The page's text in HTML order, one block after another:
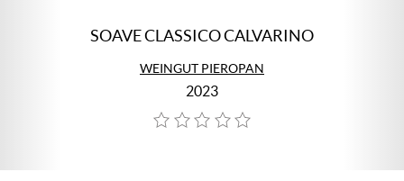
SOAVE CLASSICO CALVARINO
WEINGUT PIEROPAN
2023